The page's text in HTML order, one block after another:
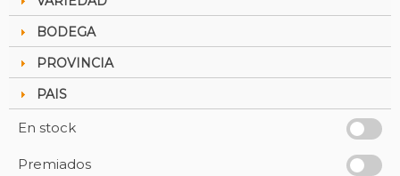
BODEGA
PROVINCIA
PAIS
En stock
Premiados